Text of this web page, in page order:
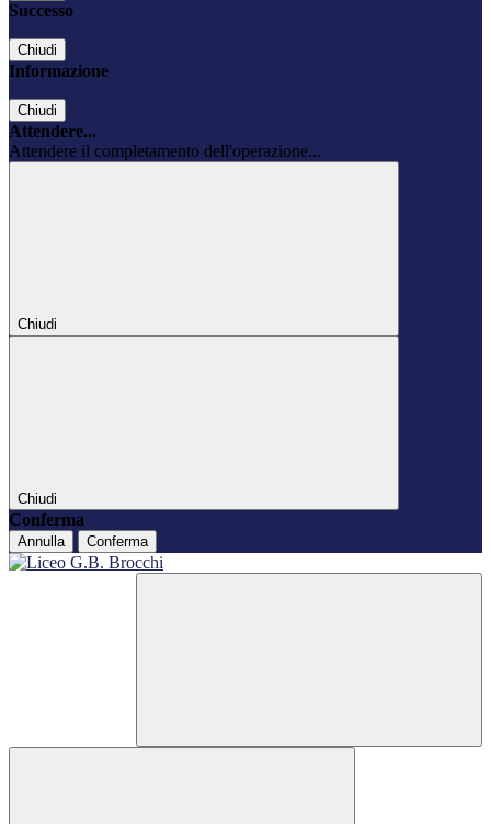
Successo
Chiudi
Informazione
Chiudi
Attendere...
Attendere il completamento dell'operazione...
Chiudi
Chiudi
Conferma
Annulla Conferma